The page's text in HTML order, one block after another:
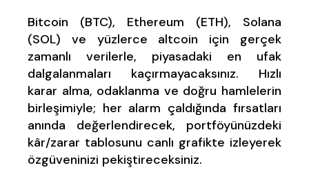
Bitcoin (BTC), Ethereum (ETH), Solana
(SOL) ve yüzlerce altcoin için gerçek
zamanlı verilerle, piyasadaki en ufak
dalgalanmaları kaçırmayacaksınız. Hızlı
karar alma, odaklanma ve doğru hamlelerin
birleşimiyle; her alarm çaldığında fırsatları
anında değerlendirecek, portföyünüzdeki
kâr/zarar tablosunu canlı grafikte izleyerek
özgüveninizi pekiştireceksiniz.